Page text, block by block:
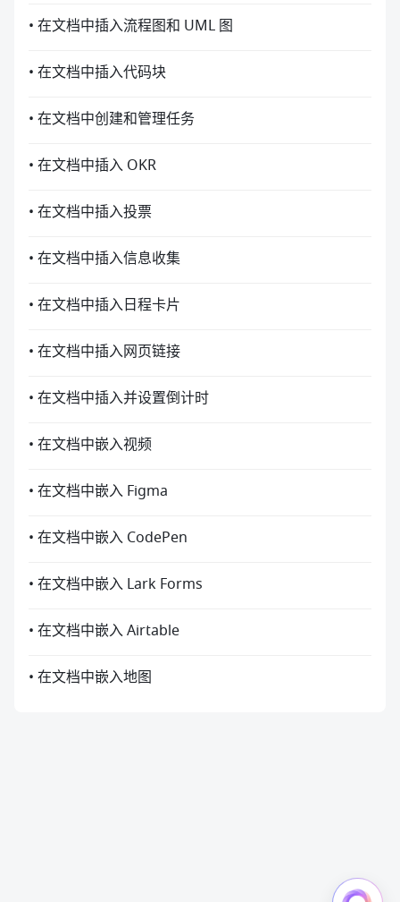
• 在文档中插入流程图和 UML 图
• 在文档中插入代码块
• 在文档中创建和管理任务
• 在文档中插入 OKR
• 在文档中插入投票
• 在文档中插入信息收集
• 在文档中插入日程卡片
• 在文档中插入网页链接
• 在文档中插入并设置倒计时
• 在文档中嵌入视频
• 在文档中嵌入 Figma
• 在文档中嵌入 CodePen
• 在文档中嵌入 Lark Forms
• 在文档中嵌入 Airtable
• 在文档中嵌入地图